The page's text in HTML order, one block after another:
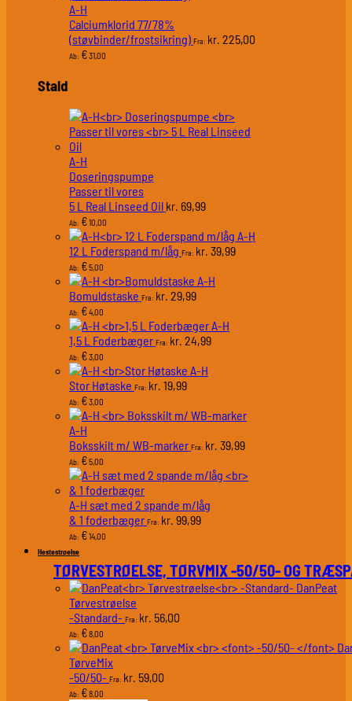
A-H
Calciumklorid 77/78%
(støvbinder/frostsikring) Fra: kr. 225,00
Ab: €31,00
Stald
A-H
Doseringspumpe
Passer til vores
5 L Real Linseed Oil kr. 69,99
Ab: €10,00
A-H
12 L Foderspand m/låg Fra: kr. 39,99
Ab: €5,00
A-H
Bomuldstaske Fra: kr. 29,99
Ab: €4,00
A-H
1,5 L Foderbæger Fra: kr. 24,99
Ab: €3,00
A-H
Stor Høtaske Fra: kr. 19,99
Ab: €3,00
A-H
Boksskilt m/ WB-marker Fra: kr. 39,99
Ab: €5,00
A-H sæt med 2 spande m/låg
& 1 foderbæger Fra: kr. 99,99
Ab: €14,00
Hestestrøelse
TØRVESTRØELSE, TØRVMIX -50/50- OG
DanPeat
Tørvestrøelse
-Standard- Fra: kr. 56,00
Ab: €8,00
TørveMix
-50/50- Fra: kr. 59,00
Ab: €8,00